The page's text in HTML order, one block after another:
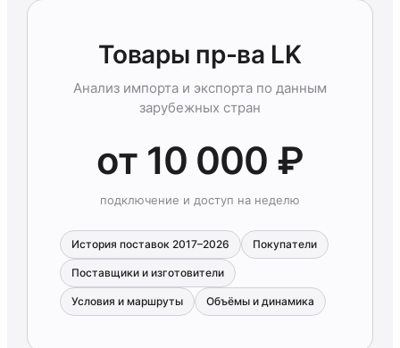
Товары пр-ва LK
Анализ импорта и экспорта по данным
зарубежных стран
от 10 000 ₽
подключение и доступ на неделю
История поставок 2017–2026 Покупатели
Поставщики и изготовители
Условия и маршруты Объёмы и динамика